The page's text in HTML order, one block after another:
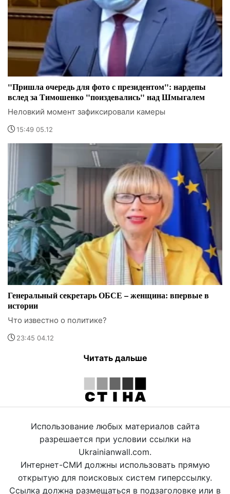
"Пришла очередь для фото с президентом": нардепы
вслед за Тимошенко "поиздевались" над Шмыгалем
Неловкий момент зафиксировали камеры
15:49 05.12
Генеральный секретарь ОБСЕ – женщина: впервые в
истории
Что известно о политике?
23:45 04.12
Читать дальше
Использование любых материалов сайта
разрешается при условии ссылки на
Ukrainianwall.com.
Интернет-СМИ должны использовать прямую
открытую для поисковых систем гиперссылку.
Ссылка должна размещаться в подзаголовке или в